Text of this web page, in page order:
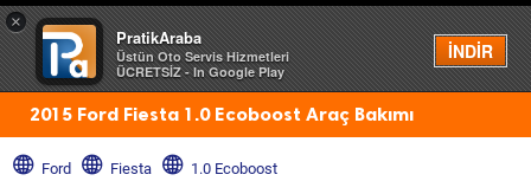
×
PratikAraba
Üstün Oto Servis Hizmetleri
ÜCRETSİZ - In Google Play
İNDİR
Menü
2015 Ford Fiesta 1.0 Ecoboost Araç Bakımı
Ford Fiesta 1.0 Ecoboost